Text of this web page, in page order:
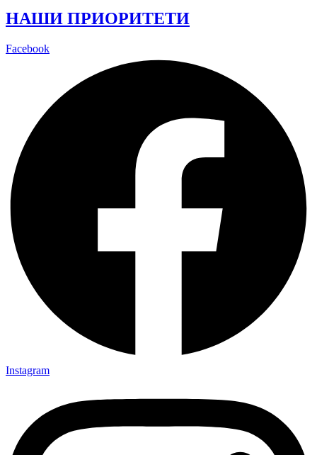
НАШИ ПРИОРИТЕТИ
Facebook
Instagram